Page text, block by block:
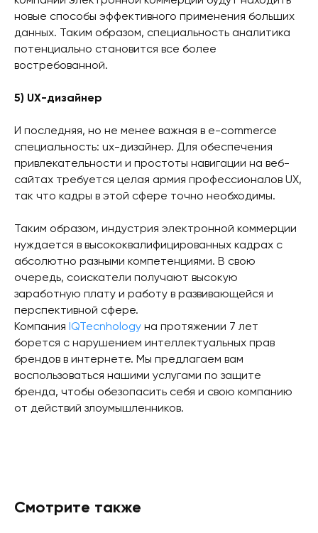
новые способы эффективного применения больших
данных. Таким образом, специальность аналитика
потенциально становится все более
востребованной.
5) UX-дизайнер
И последняя, но не менее важная в e-commerce
специальность: ux-дизайнер. Для обеспечения
привлекательности и простоты навигации на веб-
сайтах требуется целая армия профессионалов UX,
так что кадры в этой сфере точно необходимы.
Таким образом, индустрия электронной коммерции
нуждается в высококвалифицированных кадрах с
абсолютно разными компетенциями. В свою
очередь, соискатели получают высокую
заработную плату и работу в развивающейся и
перспективной сфере.
Компания IQTecnhology на протяжении 7 лет
борется с нарушением интеллектуальных прав
брендов в интернете. Мы предлагаем вам
воспользоваться нашими услугами по защите
бренда, чтобы обезопасить себя и свою компанию
от действий злоумышленников.
Смотрите также